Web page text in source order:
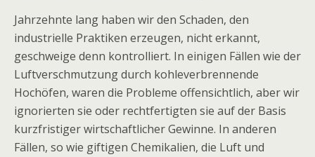
Jahrzehnte lang haben wir den Schaden, den
industrielle Praktiken erzeugen, nicht erkannt,
geschweige denn kontrolliert. In einigen Fällen wie der
Luftverschmutzung durch kohleverbrennende
Hochöfen, waren die Probleme offensichtlich, aber wir
ignorierten sie oder rechtfertigten sie auf der Basis
kurzfristiger wirtschaftlicher Gewinne. In anderen
Fällen, so wie giftigen Chemikalien, die Luft und